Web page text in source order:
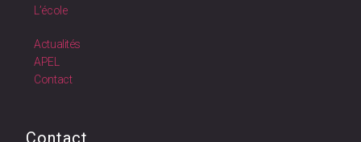
L’école
Actualités
APEL
Contact
Contact